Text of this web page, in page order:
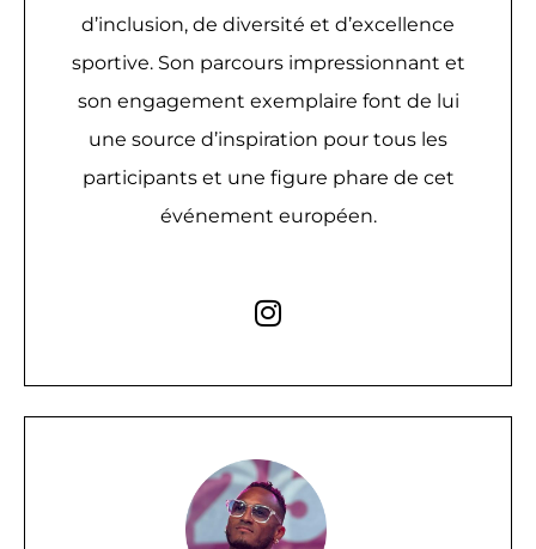
d’inclusion, de diversité et d’excellence
sportive. Son parcours impressionnant et
son engagement exemplaire font de lui
une source d’inspiration pour tous les
participants et une figure phare de cet
événement européen.